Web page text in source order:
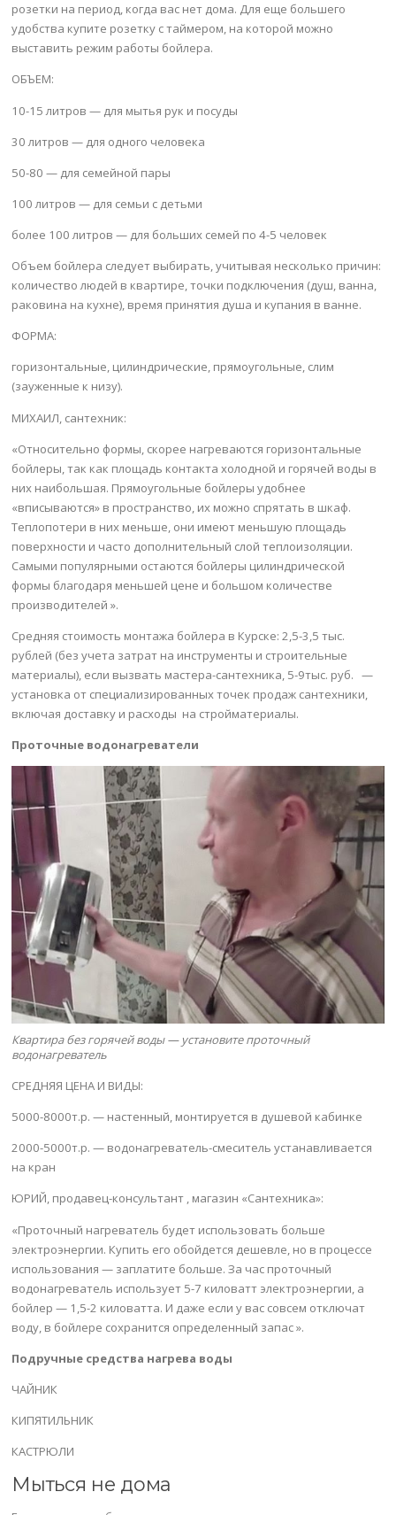
розетки на период, когда вас нет дома. Для еще большего
удобства купите розетку с таймером, на которой можно
выставить режим работы бойлера.
ОБЪЕМ:
10-15 литров — для мытья рук и посуды
30 литров — для одного человека
50-80 — для семейной пары
100 литров — для семьи с детьми
более 100 литров — для больших семей по 4-5 человек
Объем бойлера следует выбирать, учитывая несколько причин:
количество людей в квартире, точки подключения (душ, ванна,
раковина на кухне), время принятия душа и купания в ванне.
ФОРМА:
горизонтальные, цилиндрические, прямоугольные, слим
(зауженные к низу).
МИХАИЛ, сантехник:
«Относительно формы, скорее нагреваются горизонтальные
бойлеры, так как площадь контакта холодной и горячей воды в
них наибольшая. Прямоугольные бойлеры удобнее
«вписываются» в пространство, их можно спрятать в шкаф.
Теплопотери в них меньше, они имеют меньшую площадь
поверхности и часто дополнительный слой теплоизоляции.
Самыми популярными остаются бойлеры цилиндрической
формы благодаря меньшей цене и большом количестве
производителей ».
Средняя стоимость монтажа бойлера в Курске: 2,5-3,5 тыс.
рублей (без учета затрат на инструменты и строительные
материалы), если вызвать мастера-сантехника, 5-9тыс. руб. —
установка от специализированных точек продаж сантехники,
включая доставку и расходы на стройматериалы.
Проточные водонагреватели
Квартира без горячей воды — установите проточный
водонагреватель
СРЕДНЯЯ ЦЕНА И ВИДЫ:
5000-8000т.р. — настенный, монтируется в душевой кабинке
2000-5000т.р. — водонагреватель-смеситель устанавливается
на кран
ЮРИЙ, продавец-консультант , магазин «Сантехника»:
«Проточный нагреватель будет использовать больше
электроэнергии. Купить его обойдется дешевле, но в процессе
использования — заплатите больше. За час проточный
водонагреватель использует 5-7 киловатт электроэнергии, а
бойлер — 1,5-2 киловатта. И даже если у вас совсем отключат
воду, в бойлере сохранится определенный запас ».
Подручные средства нагрева воды
ЧАЙНИК
КИПЯТИЛЬНИК
КАСТРЮЛИ
Мыться не дома